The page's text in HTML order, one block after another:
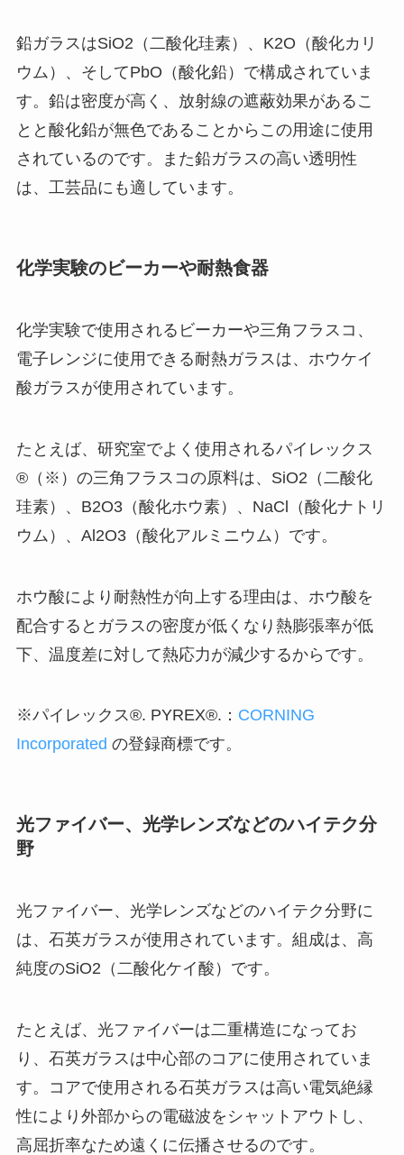
鉛ガラスはSiO2（二酸化珪素）、K2O（酸化カリ
ウム）、そしてPbO（酸化鉛）で構成されていま
す。鉛は密度が高く、放射線の遮蔽効果があるこ
とと酸化鉛が無色であることからこの用途に使用
されているのです。また鉛ガラスの高い透明性
は、工芸品にも適しています。
化学実験のビーカーや耐熱食器
化学実験で使用されるビーカーや三角フラスコ、
電子レンジに使用できる耐熱ガラスは、ホウケイ
酸ガラスが使用されています。
たとえば、研究室でよく使用されるパイレックス
®（※）の三角フラスコの原料は、SiO2（二酸化
珪素）、B2O3（酸化ホウ素）、NaCl（酸化ナトリ
ウム）、Al2O3（酸化アルミニウム）です。
ホウ酸により耐熱性が向上する理由は、ホウ酸を
配合するとガラスの密度が低くなり熱膨張率が低
下、温度差に対して熱応力が減少するからです。
※パイレックス®. PYREX®.： CORNING
Incorporated の登録商標です。
光ファイバー、光学レンズなどのハイテク分
野
光ファイバー、光学レンズなどのハイテク分野に
は、石英ガラスが使用されています。組成は、高
純度のSiO2（二酸化ケイ酸）です。
たとえば、光ファイバーは二重構造になってお
り、石英ガラスは中心部のコアに使用されていま
す。コアで使用される石英ガラスは高い電気絶縁
性により外部からの電磁波をシャットアウトし、
高屈折率なため遠くに伝播させるのです。